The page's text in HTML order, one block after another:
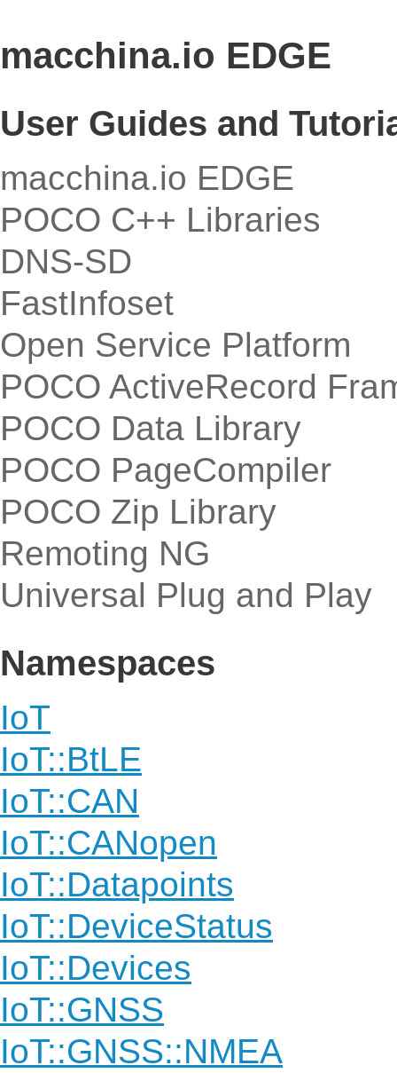
macchina.io EDGE
User Guides and
macchina.io EDGE
POCO C++ Libraries
DNS-SD
FastInfoset
Open Service Platform
POCO ActiveRecord
POCO Data Library
POCO PageCompiler
POCO Zip Library
Remoting NG
Universal Plug and Play
Namespaces
IoT
IoT::BtLE
IoT::CAN
IoT::CANopen
IoT::Datapoints
IoT::DeviceStatus
IoT::Devices
IoT::GNSS
IoT::GNSS::NMEA